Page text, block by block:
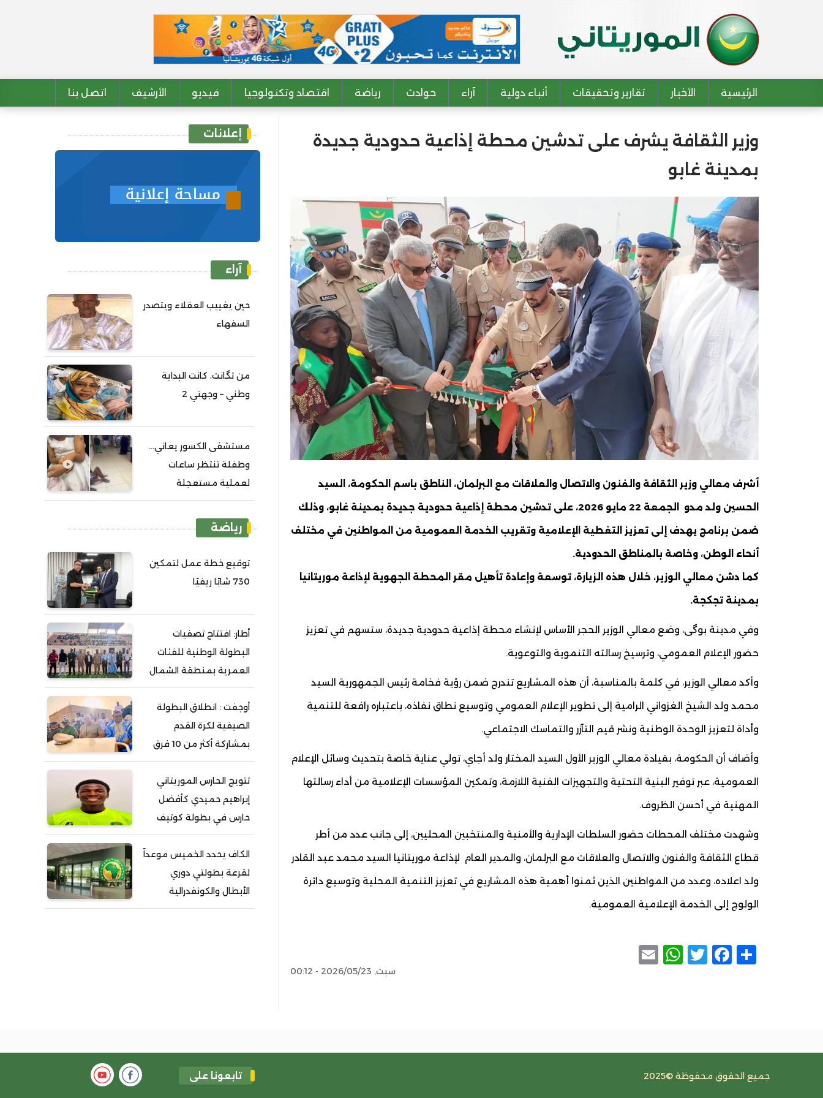
Main navigation
الرئيسية الأخبار تقارير وتحقيقات أنباء دولية آراء حوادث رياضة اقتصاد وتكنولوجيا فيديو الأرشيف اتصل بنا
وزير الثقافة يشرف على تدشين محطة إذاعية حدودية جديدة
بمدينة غابو
أشرف معالي وزير الثقافة والفنون والاتصال والعلاقات مع البرلمان، الناطق باسم الحكومة، السيد
الحسين ولد مدو الجمعة 22 مايو 2026، على تدشين محطة إذاعية حدودية جديدة بمدينة غابو، وذلك
ضمن برنامج يهدف إلى تعزيز التغطية الإعلامية وتقريب الخدمة العمومية من المواطنين في مختلف
أنحاء الوطن، وخاصة بالمناطق الحدودية.
كما دشن معالي الوزير، خلال هذه الزيارة، توسعة وإعادة تأهيل مقر المحطة الجهوية لإذاعة موريتانيا
بمدينة تجكجة.
وفي مدينة بوگى، وضع معالي الوزير الحجر الأساس لإنشاء محطة إذاعية حدودية جديدة، ستسهم في تعزيز
حضور الإعلام العمومي، وترسيخ رسالته التنموية والتوعوية.
وأكد معالي الوزير، في كلمة بالمناسبة، أن هذه المشاريع تندرج ضمن رؤية فخامة رئيس الجمهورية السيد
محمد ولد الشيخ الغزواني الرامية إلى تطوير الإعلام العمومي وتوسيع نطاق نفاذه، باعتباره رافعة للتنمية
وأداة لتعزيز الوحدة الوطنية ونشر قيم التآزر والتماسك الاجتماعي.
وأضاف أن الحكومة، بقيادة معالي الوزير الأول السيد المختار ولد أجاي، تولي عناية خاصة بتحديث وسائل الإعلام
العمومية، عبر توفير البنية التحتية والتجهيزات الفنية اللازمة، وتمكين المؤسسات الإعلامية من أداء رسالتها
المهنية في أحسن الظروف.
وشهدت مختلف المحطات حضور السلطات الإدارية والأمنية والمنتخبين المحليين، إلى جانب عدد من أطر
قطاع الثقافة والفنون والاتصال والعلاقات مع البرلمان، والمدير العام لإذاعة موريتانيا السيد محمد عبد القادر
ولد اعلاده، وعدد من المواطنين الذين ثمنوا أهمية هذه المشاريع في تعزيز التنمية المحلية وتوسيع دائرة
الولوج إلى الخدمة الإعلامية العمومية.
Share
Facebook
Twitter
WhatsApp
سبت, 2026/05/23 - 00:12
إعلانات
آراء
حين يغييب العقلاء ويتصدر
السفهاء
من تگانت، كانت البداية
وطني – وجهتي 2
مستشفى الكسور يعاني...
وطفلة تنتظر ساعات
لعملية مستعجلة
رياضة
توقيع خطة عمل لتمكين
730 شابًا ريفيًا
أطار: افتتاح تصفيات
البطولة الوطنية للفئات
العمرية بمنطقة الشمال
أوجفت : انطلاق البطولة
الصيفية لكرة القدم
بمشاركة أكثر من 10 فرق
تتويج الحارس الموريتاني
إبراهيم حميدي كأفضل
حارس في بطولة كوتيف
الكاف يحدد الخميس موعداً
لقرعة بطولتي دوري
الأبطال والكونفدرالية
تابعونا على جميع الحقوق محفوظة ©2025